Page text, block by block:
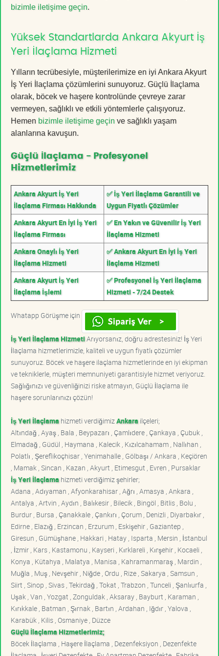
bizimle iletişime geçin.
Yüksek Standartlarda Ankara Akyurt İş
Yeri İlaçlama Hizmeti
Yılların tecrübesiyle, müşterilerimize en iyi Ankara Akyurt
İş Yeri İlaçlama çözümlerini sunuyoruz. Güçlü İlaçlama
olarak, böcek ve haşere kontrolünde çevreye zarar
vermeyen, sağlıklı ve etkili yöntemlerle çalışıyoruz.
Hemen bizimle iletişime geçin ve sağlıklı yaşam
alanlarına kavuşun.
Güçlü İlaçlama - Profesyonel
Hizmetlerimiz
Ankara Akyurt İş Yeri
İlaçlama Firması Hakkında
✅ İş Yeri İlaçlama Garantili ve
Uygun Fiyatlı Çözümler
Ankara Akyurt En İyi İş Yeri
İlaçlama Firması
✅ En Yakın ve Güvenilir İş Yeri
İlaçlama Hizmeti
Ankara Onaylı İş Yeri
İlaçlama Hizmeti
✅ Ankara Akyurt En İyi İş Yeri
İlaçlama Hizmeti
Ankara Akyurt İş Yeri
İlaçlama İşlemi
✅ Profesyonel İş Yeri İlaçlama
Hizmeti - 7/24 Destek
Whatapp Görüşme için
İş Yeri İlaçlama HizmetiArıyorsanız, doğru adrestesiniz! İş Yeri
İlaçlama hizmetlerimizle, kaliteli ve uygun fiyatlı çözümler
sunuyoruz. Böcek ve haşere ilaçlama hizmetlerinde en iyi ekipman
ve tekniklerle, müşteri memnuniyeti garantisiyle hizmet veriyoruz.
Sağlığınızı ve güvenliğinizi riske atmayın, Güçlü İlaçlama ile
haşere sorunlarınızı çözün!
İş Yeri İlaçlama hizmeti verdiğimiz Ankara ilçeleri;
Altındağ , Ayaş , Bala , Beypazarı , Çamlıdere , Çankaya , Çubuk ,
Elmadağ , Güdül , Haymana , Kalecik , Kızılcahamam , Nallıhan ,
Polatlı , Şereflikoçhisar , Yenimahalle , Gölbaşı / Ankara , Keçiören
, Mamak , Sincan , Kazan , Akyurt , Etimesgut , Evren , Pursaklar
İş Yeri İlaçlama hizmeti verdiğimiz şehirler;
Adana , Adıyaman , Afyonkarahisar , Ağrı , Amasya , Ankara ,
Antalya , Artvin , Aydın , Balıkesir , Bilecik , Bingöl , Bitlis , Bolu ,
Burdur , Bursa , Çanakkale , Çankırı , Çorum , Denizli , Diyarbakır ,
Edirne , Elazığ , Erzincan , Erzurum , Eskişehir , Gaziantep ,
Giresun , Gümüşhane , Hakkari , Hatay , Isparta , Mersin , İstanbul
, İzmir , Kars , Kastamonu , Kayseri , Kırklareli , Kırşehir , Kocaeli ,
Konya , Kütahya , Malatya , Manisa , Kahramanmaraş , Mardin ,
Muğla , Muş , Nevşehir , Niğde , Ordu , Rize , Sakarya , Samsun ,
Siirt , Sinop , Sivas , Tekirdağ , Tokat , Trabzon , Tunceli , Şanlıurfa ,
Uşak , Van , Yozgat , Zonguldak , Aksaray , Bayburt , Karaman ,
Kırıkkale , Batman , Şırnak , Bartın , Ardahan , Iğdır , Yalova ,
Karabük , Kilis , Osmaniye , Düzce
Güçlü İlaçlama Hizmetlerimiz;
Böcek İlaçlama , Haşere İlaçlama , Dezenfeksiyon , Dezenfekte